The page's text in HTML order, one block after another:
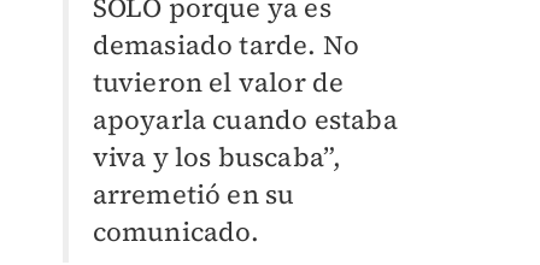
SÓLO porque ya es
demasiado tarde. No
tuvieron el valor de
apoyarla cuando estaba
viva y los buscaba”,
arremetió en su
comunicado.